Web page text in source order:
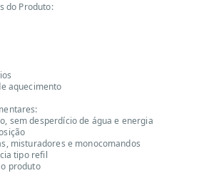
do Produto:
aquecimento
sem desperdício de água e energia
misturadores e monocomandos
tipo refil
produto